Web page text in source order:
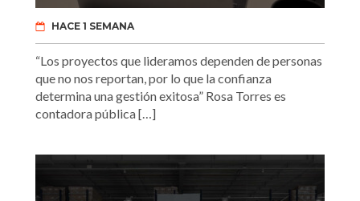
HACE 1 SEMANA
“Los proyectos que lideramos dependen de personas
que no nos reportan, por lo que la confianza
determina una gestión exitosa” Rosa Torres es
contadora pública […]